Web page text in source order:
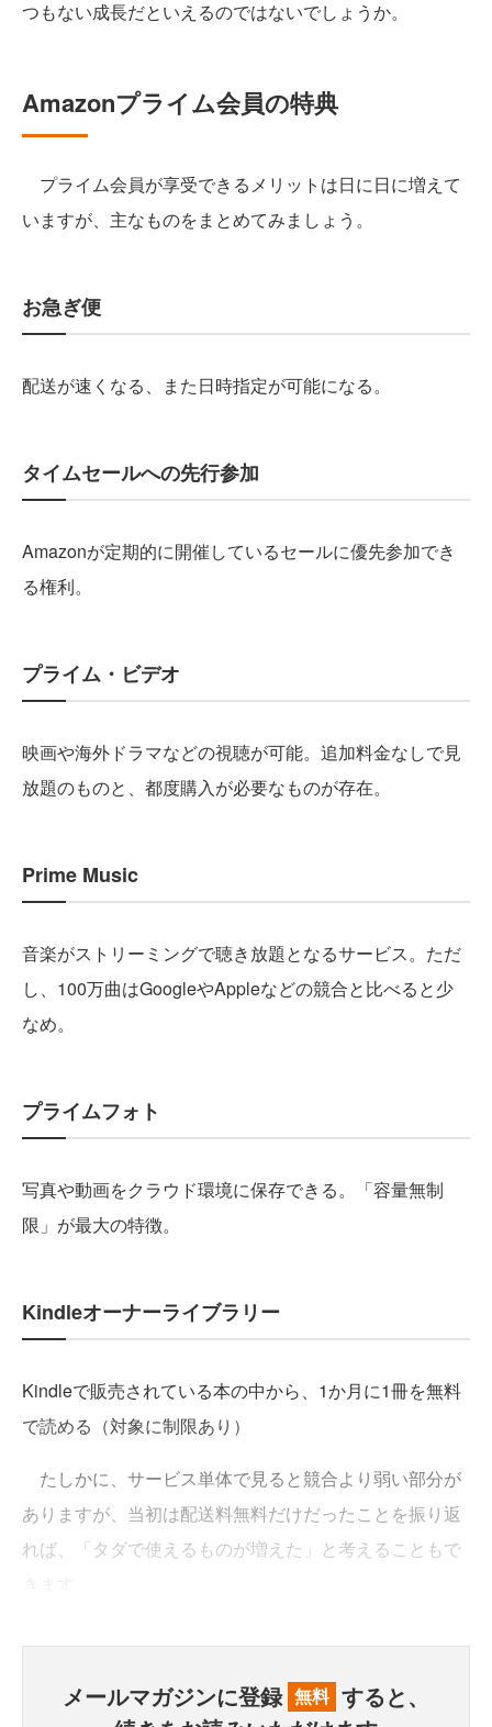
つもない成長だといえるのではないでしょうか。
Amazonプライム会員の特典
プライム会員が享受できるメリットは日に日に増えて
いますが、主なものをまとめてみましょう。
お急ぎ便
配送が速くなる、また日時指定が可能になる。
タイムセールへの先行参加
Amazonが定期的に開催しているセールに優先参加でき
る権利。
プライム・ビデオ
映画や海外ドラマなどの視聴が可能。追加料金なしで見
放題のものと、都度購入が必要なものが存在。
Prime Music
音楽がストリーミングで聴き放題となるサービス。ただ
し、100万曲はGoogleやAppleなどの競合と比べると少
なめ。
プライムフォト
写真や動画をクラウド環境に保存できる。「容量無制
限」が最大の特徴。
Kindleオーナーライブラリー
Kindleで販売されている本の中から、1か月に1冊を無料
で読める（対象に制限あり）
たしかに、サービス単体で見ると競合より弱い部分が
ありますが、当初は配送料無料だけだったことを振り返
れば、「タダで使えるものが増えた」と考えることもで
メールマガジンに登録 無料 すると、